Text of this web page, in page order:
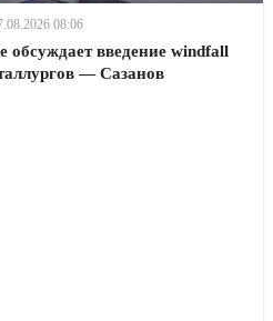
08:06
введение windfall
— Сазанов